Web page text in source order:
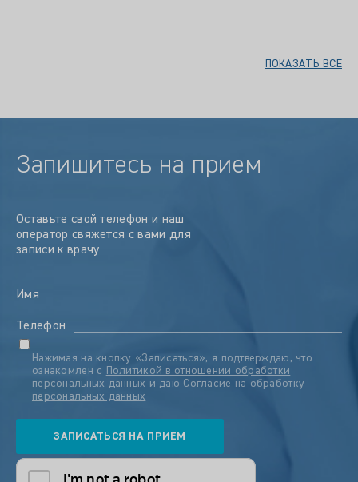
ПОКАЗАТЬ ВСЕ
Запишитесь на прием
Оставьте свой телефон и наш
оператор свяжется с вами для
записи к врачу
Имя
Телефон
Нажимая на кнопку «Записаться», я подтверждаю, что
ознакомлен с Политикой в отношении обработки
персональных данных и даю Согласие на обработку
персональных данных